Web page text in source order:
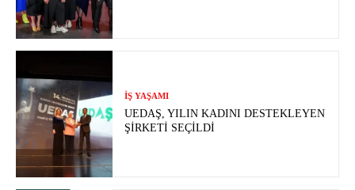
İŞ YAŞAMI
UEDAŞ, YILIN KADINI DESTEKLEYEN
ŞIRKETI SEÇILDI